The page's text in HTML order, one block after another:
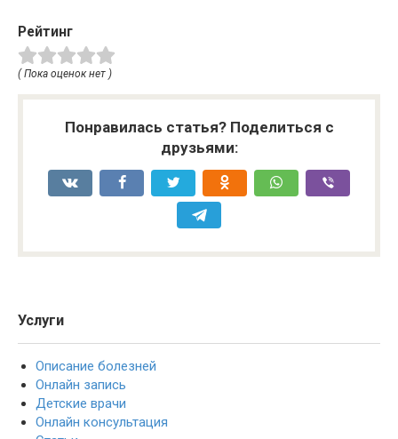
Рейтинг
( Пока оценок нет )
Понравилась статья? Поделиться с
друзьями:
Услуги
Описание болезней
Онлайн запись
Детские врачи
Онлайн консультация